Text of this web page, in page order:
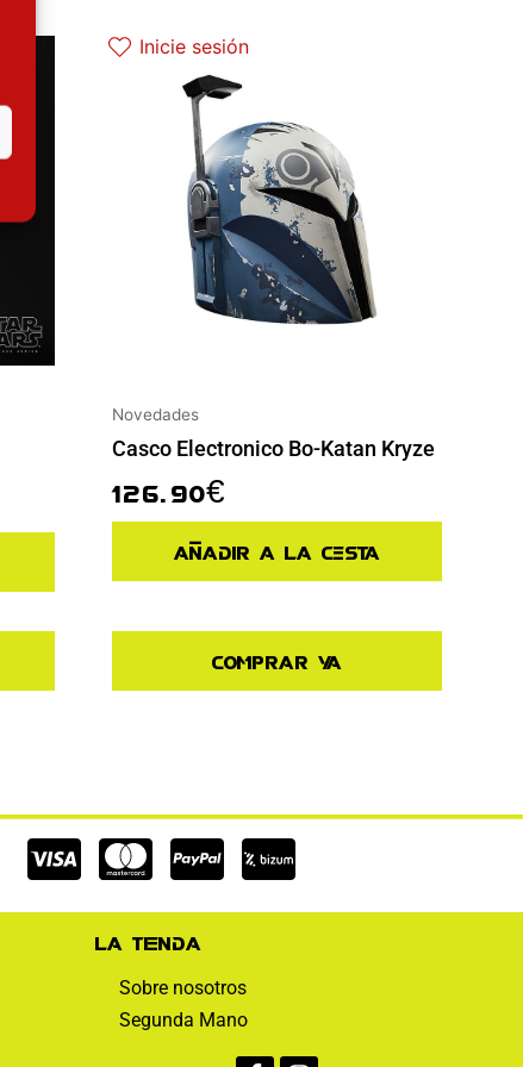
Inicie sesión
Novedades
Casco Electronico Bo-Katan Kryze
126.90€
Añadir a la cesta
Comprar ya
Cc-
visa
Cc-
mastercard
Cc-
paypal
La tienda
Sobre nosotros
Segunda Mano